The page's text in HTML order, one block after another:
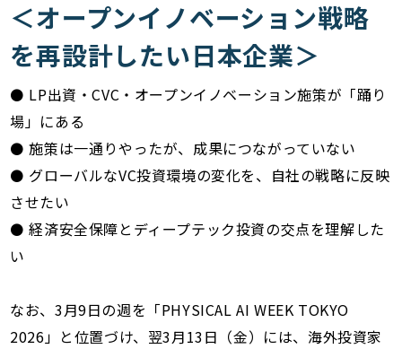
＜オープンイノベーション戦略
を再設計したい日本企業＞
⚫ LP出資・CVC・オープンイノベーション施策が「踊り
場」にある
⚫ 施策は一通りやったが、成果につながっていない
⚫ グローバルなVC投資環境の変化を、自社の戦略に反映
させたい
⚫ 経済安全保障とディープテック投資の交点を理解した
い
なお、3月9日の週を「PHYSICAL AI WEEK TOKYO
2026」と位置づけ、翌3月13日（金）には、海外投資家